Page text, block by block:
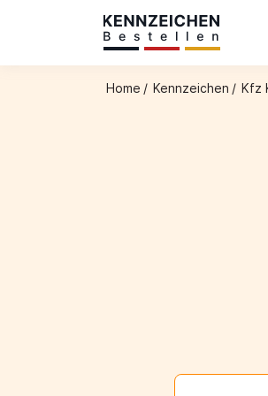
Home / Kennzeichen / Kfz